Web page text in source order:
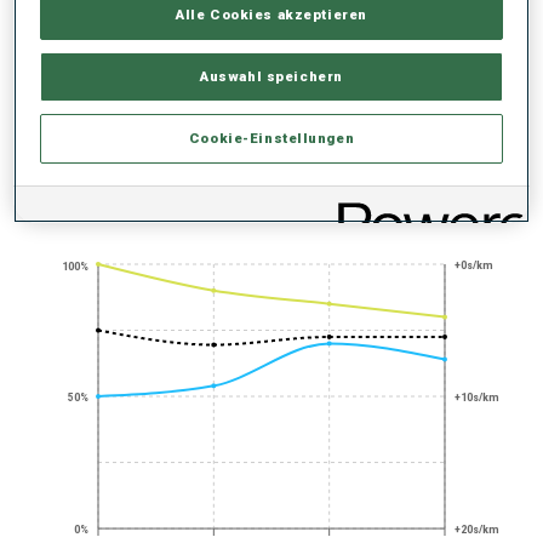
100+ WELTCUPS
PERFORMANCE TREND
0%
50%
100% +0s/km
+10s/km
+20s/km
Alle Cookies akzeptieren
Auswahl speichern
Cookie-Einstellungen